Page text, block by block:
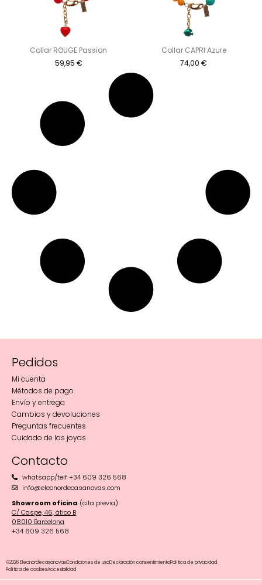
Collar ROUGE Passion
59,95 €
Collar CAPRI Azure
74,00 €
Pedidos
Mi cuenta
Métodos de pago
Envío y entrega
Cambios y devoluciones
Preguntas frecuentes
Cuidado de las joyas
Contacto
whatsapp/telf +34 609 326 568
info@eleonordecasanovas.com
Showroom oficina (cita previa)
C/ Caspe, 46, ático B
08010 Barcelona‬
+34 609 326 568
©2026 EleonordecasanovasCondiciones de usoDeclaración consentimientoPolítica de privacidad
Política de cookiesAccesibilidad